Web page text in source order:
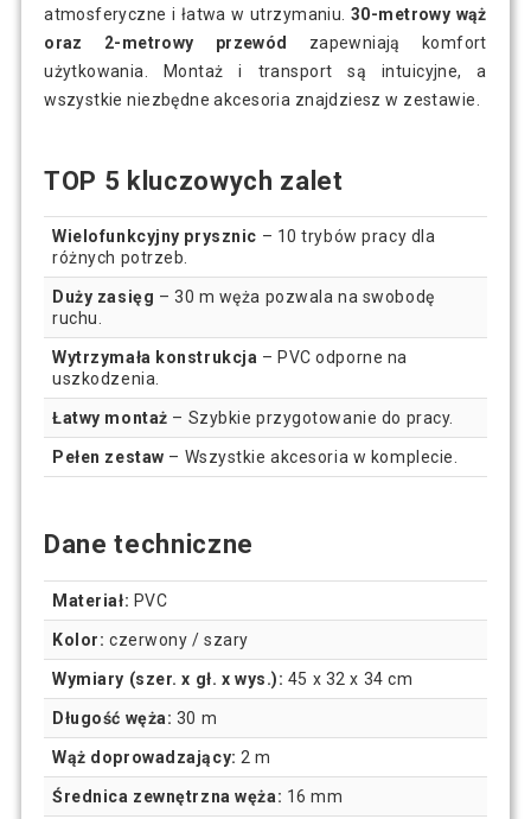
atmosferyczne i łatwa w utrzymaniu.30-metrowy wąż
oraz 2-metrowy przewód
zapewniają komfort
użytkowania. Montaż i transport są intuicyjne, a
wszystkie niezbędne akcesoria znajdziesz w zestawie.
TOP 5 kluczowych zalet
Wielofunkcyjny prysznic – 10 trybów pracy dla
różnych potrzeb.
Duży zasięg – 30 m węża pozwala na swobodę
ruchu.
Wytrzymała konstrukcja – PVC odporne na
uszkodzenia.
Łatwy montaż – Szybkie przygotowanie do pracy.
Pełen zestaw – Wszystkie akcesoria w komplecie.
Dane techniczne
Materiał: PVC
Kolor: czerwony / szary
Wymiary (szer. x gł. x wys.): 45 x 32 x 34 cm
Długość węża: 30 m
Wąż doprowadzający: 2 m
Średnica zewnętrzna węża: 16 mm